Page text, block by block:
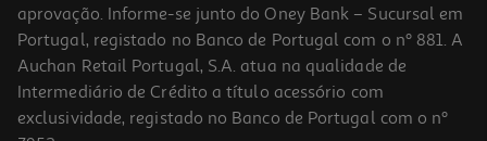
aprovação. Informe-se junto do Oney Bank – Sucursal em
Portugal, registado no Banco de Portugal com o nº 881. A
Auchan Retail Portugal, S.A. atua na qualidade de
Intermediário de Crédito a título acessório com
exclusividade, registado no Banco de Portugal com o nº